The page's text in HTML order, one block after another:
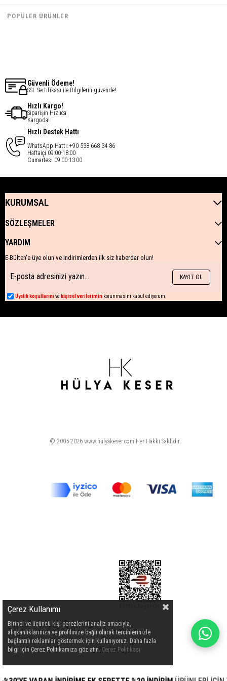
€61,60
Güvenli Ödeme!
SSL Sertifikası ile Bilgilerin güvende!
Hızlı Kargo!
Siparişin Hızlıca
Kargoda!
Hızlı Destek Hattı
WhatsApp Hattı: +90 538 668 34 86
Haftaiçi 09:00-18:00
Cumartesi 09:00-13:00
KURUMSAL
SÖZLEŞMELER
YARDIM
E-Bülten'e üye olun ve indirimlerden ilk siz haberdar olun!
KAYIT OL
Üyelik koşullarını ve kişisel verilerimin korunmasını kabul ediyorum.
© 2005-2026 www.hulyakeser.com Her Hakkı Saklıdır.
Çerez Kullanımı
Birinci ve üçüncü kişi çerezlerini analiz amacıyla,
alışkanlıklarınıza ve profilinize bağlı olarak tercihlerinizle
bağlantılı reklamlar göstermek için kullanıyoruz. Daha fazla
bilgi için Çerez Politikamıza göz atın. Çerez Politikası
POPÜLER ÜRÜNLER